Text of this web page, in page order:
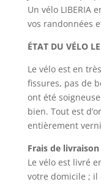
Un vélo LIBERIA
vos randonnées
ÉTAT DU VÉLO
Le vélo est en
fissures, pas de
ont été
bien. Tout est
entièrement
Frais de
Le vélo est livré
votre domicile ;